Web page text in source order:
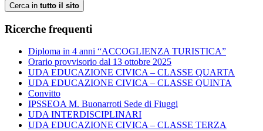
Cerca in tutto il sito
Ricerche frequenti
Diploma in 4 anni “ACCOGLIENZA TURISTICA”
Orario provvisorio dal 13 ottobre 2025
UDA EDUCAZIONE CIVICA – CLASSE QUARTA
UDA EDUCAZIONE CIVICA – CLASSE QUINTA
Convitto
IPSSEOA M. Buonarroti Sede di Fiuggi
UDA INTERDISCIPLINARI
UDA EDUCAZIONE CIVICA – CLASSE TERZA